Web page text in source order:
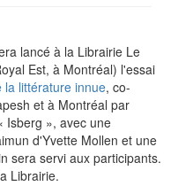
lancé à la Librairie Le
Est, à Montréal) l'essai
la littérature innue, co-
et à Montréal par
Isberg », avec une
d'Yvette Mollen et une
sera servi aux participants.
Librairie.